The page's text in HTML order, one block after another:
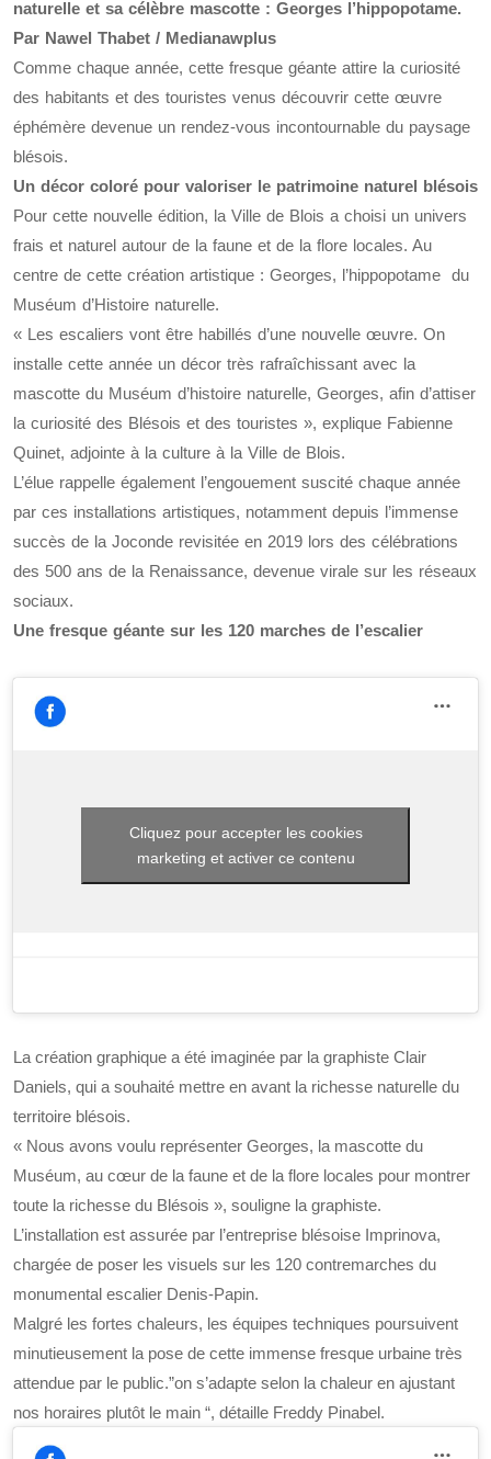
naturelle et sa célèbre mascotte : Georges l’hippopotame.
Par Nawel Thabet / Medianawplus
Comme chaque année, cette fresque géante attire la curiosité
des habitants et des touristes venus découvrir cette œuvre
éphémère devenue un rendez-vous incontournable du paysage
blésois.
Un décor coloré pour valoriser le patrimoine naturel blésois
Pour cette nouvelle édition, la Ville de Blois a choisi un univers
frais et naturel autour de la faune et de la flore locales. Au
centre de cette création artistique : Georges, l’hippopotame du
Muséum d’Histoire naturelle.
« Les escaliers vont être habillés d’une nouvelle œuvre. On
installe cette année un décor très rafraîchissant avec la
mascotte du Muséum d’histoire naturelle, Georges, afin d’attiser
la curiosité des Blésois et des touristes », explique Fabienne
Quinet, adjointe à la culture à la Ville de Blois.
L’élue rappelle également l’engouement suscité chaque année
par ces installations artistiques, notamment depuis l’immense
succès de la Joconde revisitée en 2019 lors des célébrations
des 500 ans de la Renaissance, devenue virale sur les réseaux
sociaux.
Une fresque géante sur les 120 marches de l’escalier
Cliquez pour accepter les cookies
marketing et activer ce contenu
La création graphique a été imaginée par la graphiste Clair
Daniels, qui a souhaité mettre en avant la richesse naturelle du
territoire blésois.
« Nous avons voulu représenter Georges, la mascotte du
Muséum, au cœur de la faune et de la flore locales pour montrer
toute la richesse du Blésois », souligne la graphiste.
L’installation est assurée par l’entreprise blésoise Imprinova,
chargée de poser les visuels sur les 120 contremarches du
monumental escalier Denis-Papin.
Malgré les fortes chaleurs, les équipes techniques poursuivent
minutieusement la pose de cette immense fresque urbaine très
attendue par le public.”on s’adapte selon la chaleur en ajustant
nos horaires plutôt le main “, détaille Freddy Pinabel.